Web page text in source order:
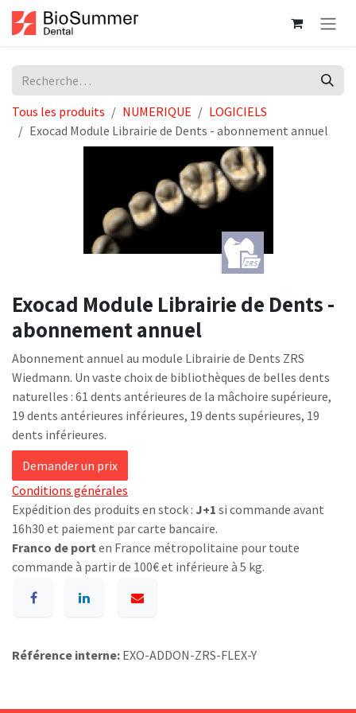
Se rendre au contenu
Tous les produits NUMERIQUE
LOGICIELS
Exocad Module Librairie de Dents - abonnement annuel
Exocad Module Librairie de Dents -
abonnement annuel
Abonnement annuel au module Librairie de Dents ZRS
Wiedmann. Un vaste choix de bibliothèques de belles dents
naturelles : 61 dents antérieures de la mâchoire supérieure,
19 dents antérieures inférieures, 19 dents supérieures, 19
dents inférieures.
Demander un prix
Conditions générales
Expédition des produits en stock : J+1 si commande avant
16h30 et paiement par carte bancaire.
Franco de port en France métropolitaine pour toute
commande à partir de 100€ et inférieure à 5 kg.
Référence interne: EXO-ADDON-ZRS-FLEX-Y